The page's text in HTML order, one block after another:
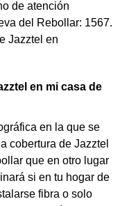
de atención
del Rebollar: 1567.
Jazztel en
en mi casa de
en la que se
cobertura de Jazztel
que en otro lugar
si en tu hogar de
fibra o solo